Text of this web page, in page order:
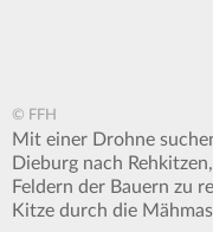
© FFH
Mit einer Drohne
Dieburg nach
Feldern der Bauern zu
Kitze durch die